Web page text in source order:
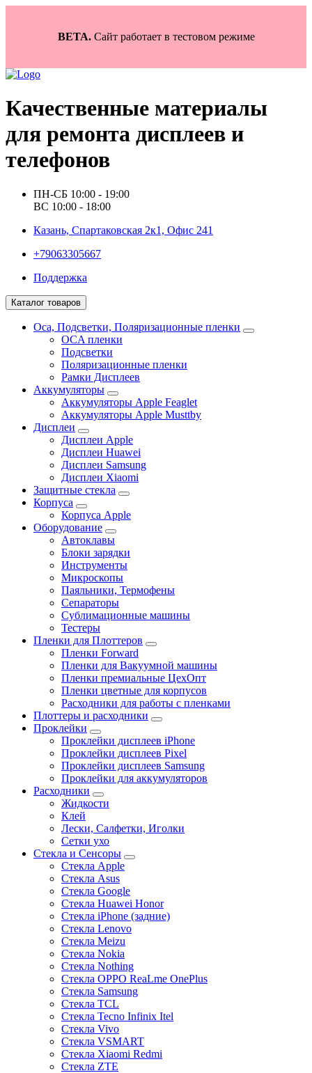
BETA.Сайт работает в тестовом режиме
Качественные материалы
для ремонта дисплеев и
телефонов
ПН-СБ 10:00 - 19:00
ВС 10:00 - 18:00
Казань, Спартаковская 2к1, Офис 241
+79063305667
Поддержка
Каталог товаров
Oca, Подсветки, Поляризационные пленки
OCA пленки
Подсветки
Поляризационные пленки
Рамки Дисплеев
Аккумуляторы
Аккумуляторы Apple Feaglet
Аккумуляторы Apple Musttby
Дисплеи
Дисплеи Apple
Дисплеи Huawei
Дисплеи Samsung
Дисплеи Xiaomi
Защитные стекла
Корпуса
Корпуса Apple
Оборудование
Автоклавы
Блоки зарядки
Инструменты
Микроскопы
Паяльники, Термофены
Сепараторы
Сублимационные машины
Тестеры
Пленки для Плоттеров
Пленки Forward
Пленки для Вакуумной машины
Пленки премиальные ЦехОпт
Пленки цветные для корпусов
Расходники для работы с пленками
Плоттеры и расходники
Проклейки
Проклейки дисплеев iPhone
Проклейки дисплеев Pixel
Проклейки дисплеев Samsung
Проклейки для аккумуляторов
Расходники
Жидкости
Клей
Лески, Салфетки, Иголки
Сетки ухо
Стекла и Сенсоры
Стекла Apple
Стекла Asus
Стекла Google
Стекла Huawei Honor
Стекла iPhone (задние)
Стекла Lenovo
Стекла Meizu
Стекла Nokia
Стекла Nothing
Стекла OPPO ReaLme OnePlus
Стекла Samsung
Стекла TCL
Стекла Tecno Infinix Itel
Стекла Vivo
Стекла VSMART
Стекла Xiaomi Redmi
Стекла ZTE